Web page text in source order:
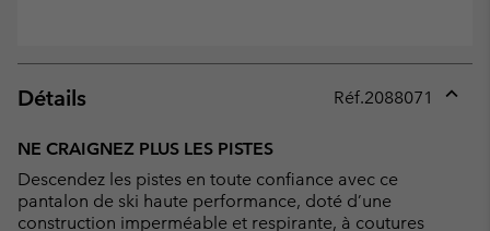
Détails Réf.2088071
NE CRAIGNEZ PLUS LES PISTES
Descendez les pistes en toute confiance avec ce
pantalon de ski haute performance, doté d’une
construction imperméable et respirante, à coutures